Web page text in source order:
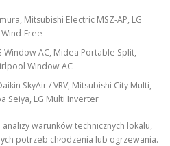
Mitsubishi Electric MSZ-AP, LG
Free
AC, Midea Portable Split,
Window AC
SkyAir / VRV, Mitsubishi City Multi,
Seiya, LG Multi Inverter
warunków technicznych lokalu,
potrzeb chłodzenia lub ogrzewania.